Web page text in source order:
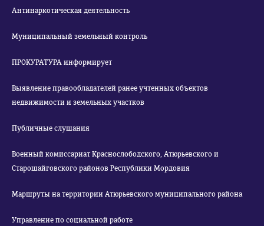
Антинаркотическая деятельность
Муниципальный земельный контроль
ПРОКУРАТУРА информирует
Выявление правообладателей ранее учтенных объектов
недвижимости и земельных участков
Публичные слушания
Военный комиссариат Краснослободского, Атюрьевского и
Старошайговского районов Республики Мордовия
Маршруты на территории Атюрьевского муниципального района
Управление по социальной работе